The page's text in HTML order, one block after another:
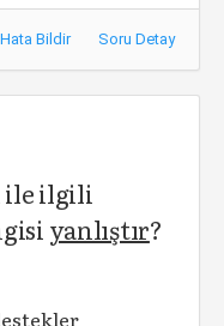
Hata Bildir Soru Detay
ile ilgili
yanlıştır?